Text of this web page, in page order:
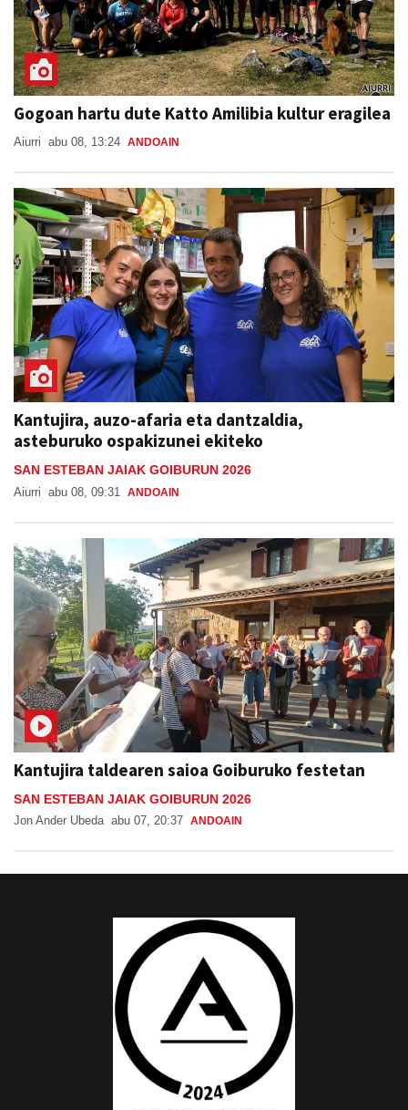
Gogoan hartu dute Katto Amilibia kultur eragilea
Aiurri abu 08, 13:24 ANDOAIN
Kantujira, auzo-afaria eta dantzaldia,
asteburuko ospakizunei ekiteko
SAN ESTEBAN JAIAK GOIBURUN 2026
Aiurri abu 08, 09:31 ANDOAIN
Kantujira taldearen saioa Goiburuko festetan
SAN ESTEBAN JAIAK GOIBURUN 2026
Jon Ander Ubeda abu 07, 20:37 ANDOAIN